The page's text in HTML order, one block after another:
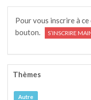
Pour vous inscrire à
bouton.
S’INSCRIRE
Thèmes
Autre